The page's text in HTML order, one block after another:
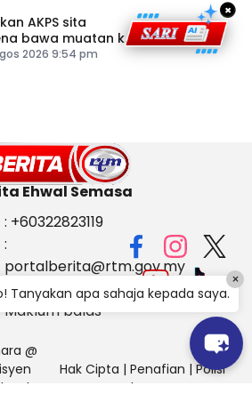
AKPS sita
bawa muatan ke
ketegasan
2026 9:54 pm
×
Ehwal Semasa
: +60322823119
:
portalberita@rtm.gov.my
: Aduan &
Maklum balas
@
Hak Cipta | Penafian | Polisi
Keselamatan
Tanyakan apa sahaja kepada saya.
×